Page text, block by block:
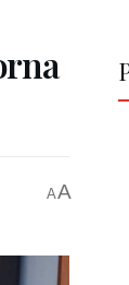
AA